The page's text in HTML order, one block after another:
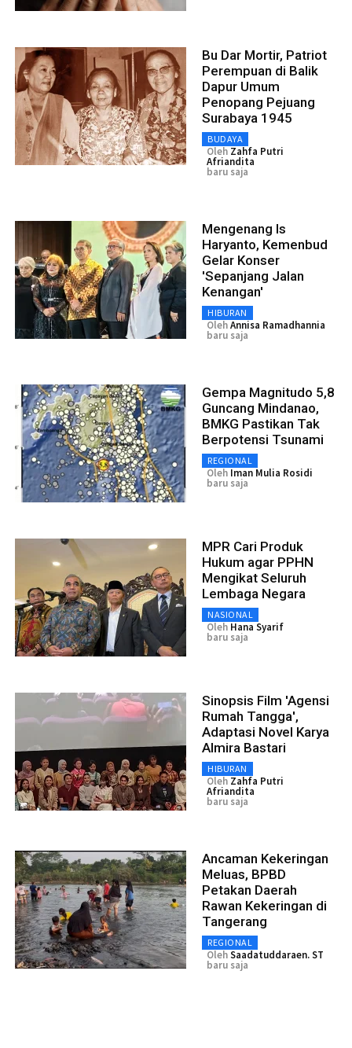
Bu Dar Mortir, Patriot
Perempuan di Balik
Dapur Umum
Penopang Pejuang
Surabaya 1945
BUDAYA
Oleh Zahfa Putri
Afriandita
baru saja
Mengenang Is
Haryanto, Kemenbud
Gelar Konser
'Sepanjang Jalan
Kenangan'
HIBURAN
OlehAnnisa Ramadhannia
baru saja
Gempa Magnitudo 5,8
Guncang Mindanao,
BMKG Pastikan Tak
Berpotensi Tsunami
REGIONAL
Oleh Iman Mulia Rosidi
baru saja
MPR Cari Produk
Hukum agar PPHN
Mengikat Seluruh
Lembaga Negara
NASIONAL
Oleh Hana Syarif
baru saja
Sinopsis Film 'Agensi
Rumah Tangga',
Adaptasi Novel Karya
Almira Bastari
HIBURAN
Oleh Zahfa Putri
Afriandita
baru saja
Ancaman Kekeringan
Meluas, BPBD
Petakan Daerah
Rawan Kekeringan di
Tangerang
REGIONAL
OlehSaadatuddaraen. ST
baru saja